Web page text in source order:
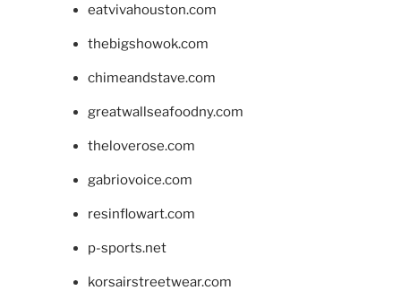
eatvivahouston.com
thebigshowok.com
chimeandstave.com
greatwallseafoodny.com
theloverose.com
gabriovoice.com
resinflowart.com
p-sports.net
korsairstreetwear.com